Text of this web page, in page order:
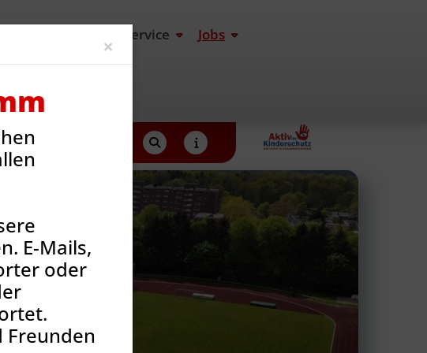
Service Jobs
der weiblichen C- und D-Jugenden
×
E-Mails,
oder
Freunden